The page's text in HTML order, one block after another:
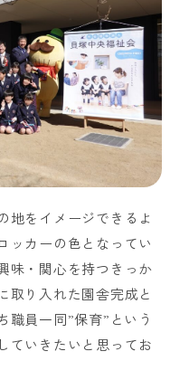
をイメージできるよ
ッカーの色となってい
味・関心を持つきっか
取り入れた園舎完成と
職員一同”保育”という
ていきたいと思ってお